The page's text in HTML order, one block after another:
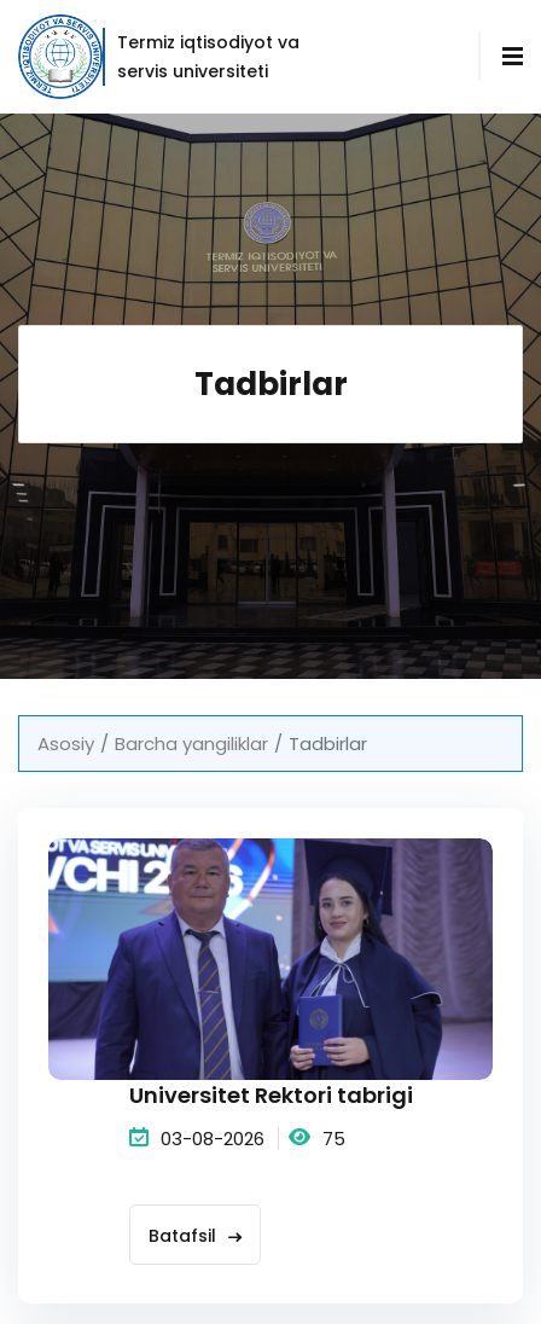
Termiz iqtisodiyot va
servis universiteti
Tadbirlar
Asosiy Barcha yangiliklar Tadbirlar
Universitet Rektori tabrigi
03-08-2026 75
Batafsil